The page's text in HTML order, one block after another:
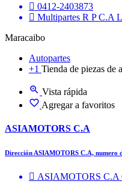
0412-2403873
Multipartes R P C.A
Maracaibo
Autopartes
+1 Tienda de piezas de
Vista rápida
Agregar a favoritos
ASIAMOTORS C.A
Dirección ASIAMOTORS C.A, numero
ASIAMOTORS C.A